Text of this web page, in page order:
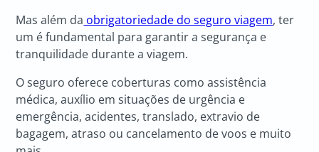
Mas além da obrigatoriedade do seguro viagem, ter
um é fundamental para garantir a segurança e
tranquilidade durante a viagem.
O seguro oferece coberturas como assistência
médica, auxílio em situações de urgência e
emergência, acidentes, translado, extravio de
bagagem, atraso ou cancelamento de voos e muito